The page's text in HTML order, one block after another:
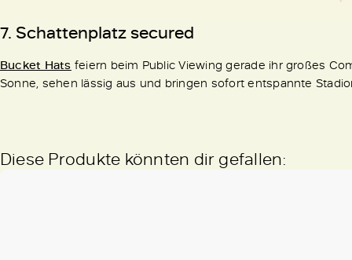
7. Schattenplatz secured
Bucket Hats feiern beim Public Viewing gerade ihr großes
Sonne, sehen lässig aus und bringen sofort entspannte
Diese Produkte könnten dir gefallen: